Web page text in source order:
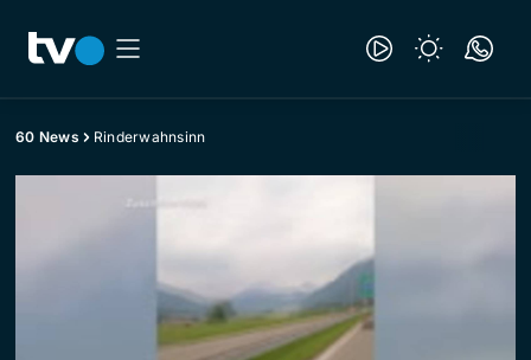
60 News Rinderwahnsinn